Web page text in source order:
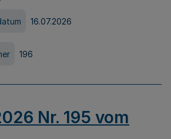
16.07.2026
196
Nr. 195 vom